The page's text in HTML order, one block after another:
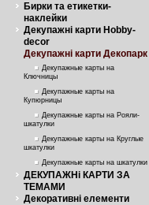
Бирки та етикетки-
наклейки
Декупажні карти Hobby-
decor
Декупажні карти Декопарк
Декупажные карты на
Ключницы
Декупажные карты на
Купюрницы
Декупажные карты на Рояли-
шкатулки
Декупажные карты на Круглые
шкатулки
Декупажные карты на шкатулки
ДЕКУПАЖНі КАРТИ ЗА
ТЕМАМИ
Декоративні елементи